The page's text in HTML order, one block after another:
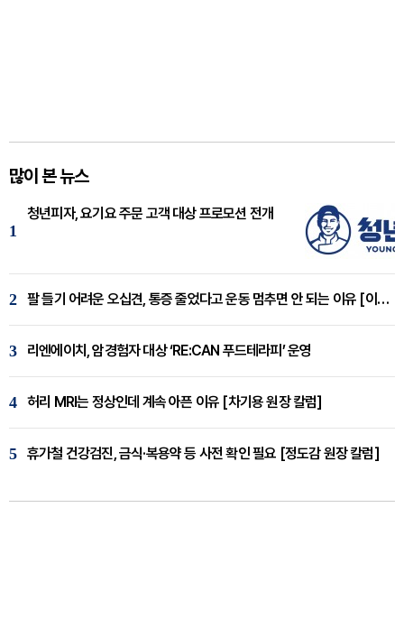
많이 본 뉴스
1
청년피자, 요기요 주문 고객 대상 프로모션 전개
2 팔 들기 어려운 오십견, 통증 줄었다고 운동 멈추면 안 되는 이유 [이병욱 원장 칼럼]
3 리엔에이치, 암경험자 대상 ‘RE:CAN 푸드테라피’ 운영
4 허리 MRI는 정상인데 계속 아픈 이유 [차기용 원장 칼럼]
5 휴가철 건강검진, 금식·복용약 등 사전 확인 필요 [정도감 원장 칼럼]